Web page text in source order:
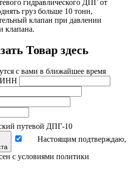
гидравлического ДПГ от
груз больше 10 тонн,
клапан при давлении
клапана.
Товар здесь
с вами в ближайшее время
ИНН
путевой ДПГ-10
Настоящим подтверждаю,
с условиями политики